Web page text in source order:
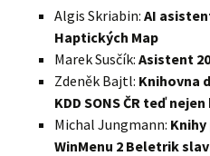
Algis Skriabin: AI
Haptických Map
Marek Susčík: Asistent
Zdeněk Bajtl: Knihovna
KDD SONS ČR teď
Michal Jungmann:
WinMenu 2 Beletrik